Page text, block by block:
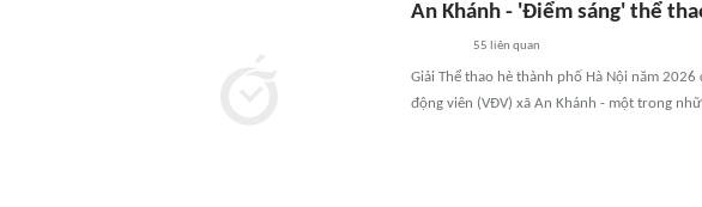
An Khánh - 'Điểm sáng' thể
55 liên quan
Giải Thể thao hè thành phố Hà Nội năm
động viên (VĐV) xã An Khánh - một trong